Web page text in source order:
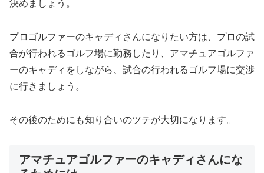
決めましょう。
プロゴルファーのキャディさんになりたい方は、 プロの試
合が行われるゴルフ場に勤務したり、 アマチュアゴルファ
ーのキャディをしながら、 試合の行われるゴルフ場に交渉
に行きましょう。
その後のためにも知り合いのツテが大切になります。
アマチュアゴルファーのキャディさんにな